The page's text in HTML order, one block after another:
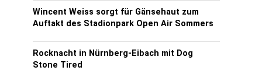
Wincent Weiss sorgt für Gänsehaut zum
Auftakt des Stadionpark Open Air Sommers
Rocknacht in Nürnberg-Eibach mit Dog
Stone Tired